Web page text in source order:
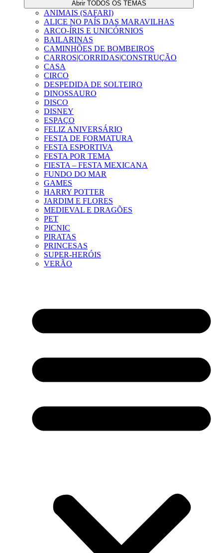
Abrir TODOS OS TEMAS
ANIMAIS (SAFARI)
ALICE NO PAÍS DAS MARAVILHAS
ARCO-ÍRIS E UNICÓRNIOS
BAILARINAS
CAMINHÕES DE BOMBEIROS
CARROS|CORRIDAS|CONSTRUÇÃO
CASA
CIRCO
DESPEDIDA DE SOLTEIRO
DINOSSAURO
DISCO
DISNEY
ESPAÇO
FELIZ ANIVERSÁRIO
FESTA DE FORMATURA
FESTA ESPORTIVA
FESTA POR TEMA
FIESTA – FESTA MEXICANA
FUNDO DO MAR
GAMES
HARRY POTTER
JARDIM E FLORES
MEDIEVAL E DRAGÕES
PET
PICNIC
PIRATAS
PRINCESAS
SUPER-HERÓIS
VERÃO